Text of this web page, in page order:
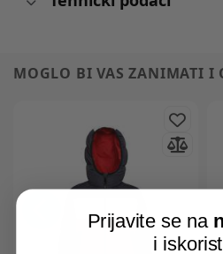
MOGLO BI VAS ZANIMATI I
Prijavite se na
i